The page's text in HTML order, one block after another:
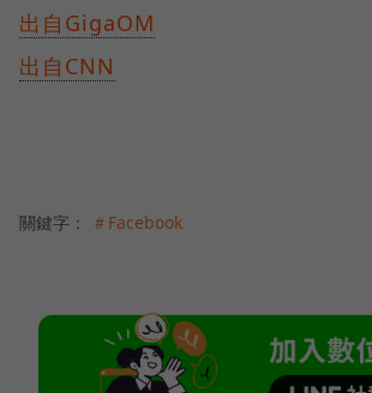
出自GigaOM
出自CNN
關鍵字： ＃Facebook